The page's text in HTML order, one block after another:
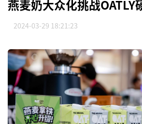
燕麦奶大众化挑战OATLY
2024-03-29 18:21:23